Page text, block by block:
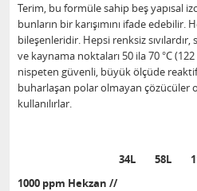
Terim, bu formüle sahip beş yapısal
bunların bir karışımını ifade
bileşenleridir. Hepsi renksiz
ve kaynama noktaları 50 ila 70 °C (122
nispeten güvenli, büyük ölçüde
buharlaşan polar olmayan çözücüler
kullanılırlar.
34L 58L
1000 ppm Hekzan //